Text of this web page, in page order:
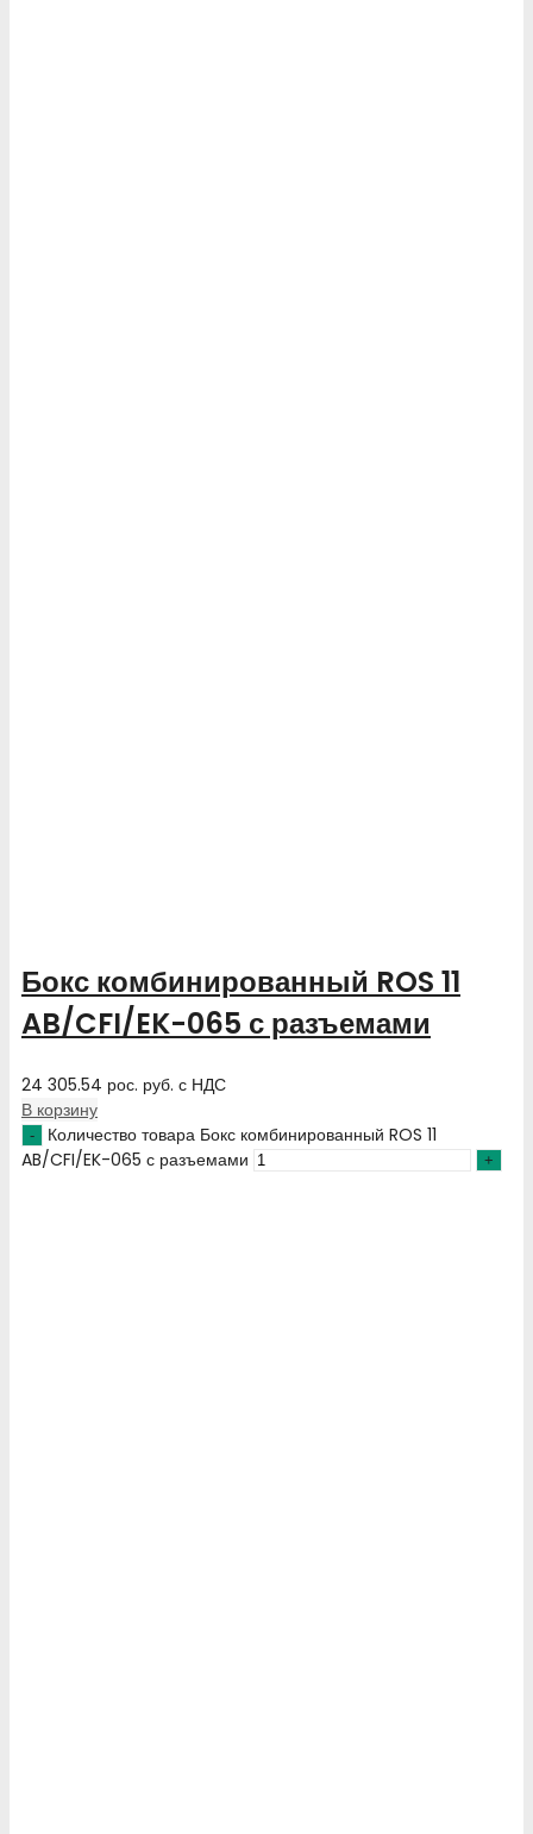
Бокс комбинированный ROS 11
AB/CFI/EK-065 с разъемами
24 305.54 рос. руб. с НДС
В корзину
Количество товара Бокс комбинированный ROS 11
AB/CFI/EK-065 с разъемами